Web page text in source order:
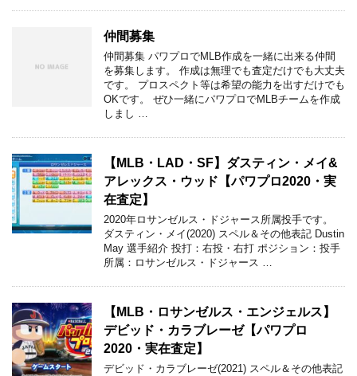
仲間募集
仲間募集 パワプロでMLB作成を一緒に出来る仲間
を募集します。 作成は無理でも査定だけでも大丈夫
です。 プロスペクト等は希望の能力を出すだけでも
OKです。 ぜひ一緒にパワプロでMLBチームを作成
しまし …
【MLB・LAD・SF】ダスティン・メイ&
アレックス・ウッド【パワプロ2020・実
在査定】
2020年ロサンゼルス・ドジャース所属投手です。
ダスティン・メイ(2020) スペル＆その他表記 Dustin
May 選手紹介 投打：右投・右打 ポジション：投手
所属：ロサンゼルス・ドジャース …
【MLB・ロサンゼルス・エンジェルス】
デビッド・カラブレーゼ【パワプロ
2020・実在査定】
デビッド・カラブレーゼ(2021) スペル＆その他表記